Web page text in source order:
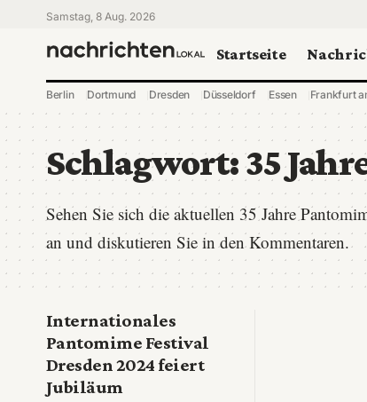
Samstag, 8 Aug. 2026
Startseite
Berlin Dortmund Dresden Düsseldorf Essen Frankfurt
Schlagwort:35
Sehen Sie sich die aktuellen 35 Jahre
an und diskutieren Sie in den Kommentaren.
Internationales
Pantomime Festival
Dresden 2024 feiert
Jubiläum